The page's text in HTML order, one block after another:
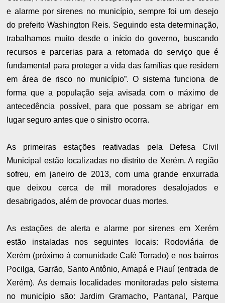
e alarme por sirenes no município, sempre foi um desejo
do prefeito Washington Reis. Seguindo esta determinação,
trabalhamos muito desde o início do governo, buscando
recursos e parcerias para a retomada do serviço que é
fundamental para proteger a vida das famílias que residem
em área de risco no município”. O sistema funciona de
forma que a população seja avisada com o máximo de
antecedência possível, para que possam se abrigar em
lugar seguro antes que o sinistro ocorra.
As primeiras estações reativadas pela Defesa Civil
Municipal estão localizadas no distrito de Xerém. A região
sofreu, em janeiro de 2013, com uma grande enxurrada
que deixou cerca de mil moradores desalojados e
desabrigados, além de provocar duas mortes.
As estações de alerta e alarme por sirenes em Xerém
estão instaladas nos seguintes locais: Rodoviária de
Xerém (próximo à comunidade Café Torrado) e nos bairros
Pocilga, Garrão, Santo Antônio, Amapá e Piauí (entrada de
Xerém). As demais localidades monitoradas pelo sistema
no município são: Jardim Gramacho, Pantanal, Parque